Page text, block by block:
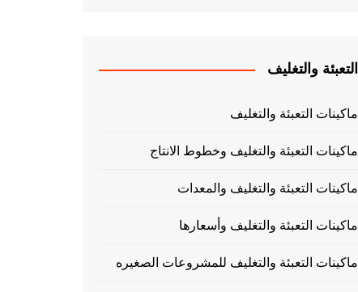
التعبئة والتغليف
ماكينات التعبئة والتغليف
ماكينات التعبئة والتغليف وخطوط الانتاج
ماكينات التعبئة والتغليف والمعدات
ماكينات التعبئة والتغليف وأسعارها
ماكينات التعبئة والتغليف للمشروعات الصغيره